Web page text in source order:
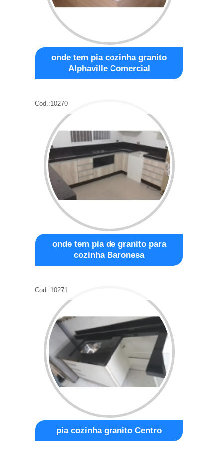
onde tem pia cozinha granito
Alphaville Comercial
Cod.:10270
onde tem pia de granito para
cozinha Baronesa
Cod.:10271
pia cozinha granito Centro